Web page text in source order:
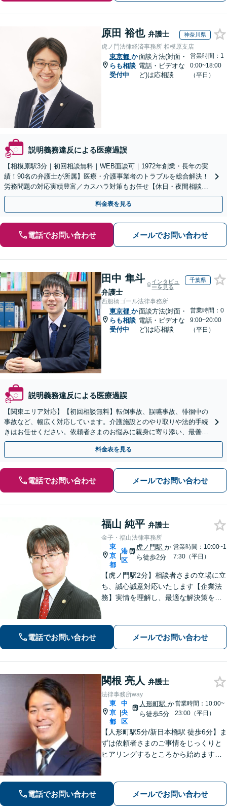
原田 裕也 弁護士 神奈川県
虎ノ門法律経済事務所 相模原支店
東京都 か
らも相談
受付中
面談方法(対面・
電話・ビデオな
ど)は応相談
営業時間：1
0:00~18:00
（平日）
説明義務違反による医療過誤
【相模原駅3分｜初回相談無料｜WEB面談可｜1972年創業・長年の実
績！90名の弁護士が所属】医療・介護事業者のトラブルを総合解決！
労務問題の対応実績豊富／カスハラ対策もお任せ【休日・夜間相談可
／忙しい方にも安心の柔軟なサポート体制】
料金表を見る
電話でお問い合わせ メールでお問い合わせ
田中 隼斗
弁護士
インタビュ
ーを見る
千葉県
西船橋ゴール法律事務所
東京都 か
らも相談
受付中
面談方法(対面・
電話・ビデオな
ど)は応相談
営業時間：0
9:00~20:00
（平日）
説明義務違反による医療過誤
【関東エリア対応】【初回相談無料】転倒事故、誤嚥事故、徘徊中の
事故など、幅広く対応しています。介護施設とのやり取りや法的手続
きはお任せください。依頼者さまのお悩みに親身に寄り添い、最善の
結果が得られるように尽力いたします。
料金表を見る
電話でお問い合わせ メールでお問い合わせ
福山 純平 弁護士
金子・福山法律事務所
東
京
都
|
港
区
虎ノ門駅 か
ら徒歩2分
営業時間：10:00~1
7:30（平日）
【虎ノ門駅2分】相談者さまの立場に立
ち、誠心誠意対応いたします【企業法
務】実情を理解し、最適な解決策を提
続にも対応。他士業連携によりワンス
トップでの対応も可能です。
電話でお問い合わせ メールでお問い合わせ
関根 亮人 弁護士
法律事務所way
東
京
都
|
中
央
区
人形町駅 か
ら徒歩5分
営業時間：10:00~
23:00（平日）
【人形町駅5分/新日本橋駅 徒歩6分】ま
ずは依頼者さまのご事情をじっくりと
ヒアリングするところから始めます。
歩み、解決までの道を拓きましょう。
電話でお問い合わせ メールでお問い合わせ